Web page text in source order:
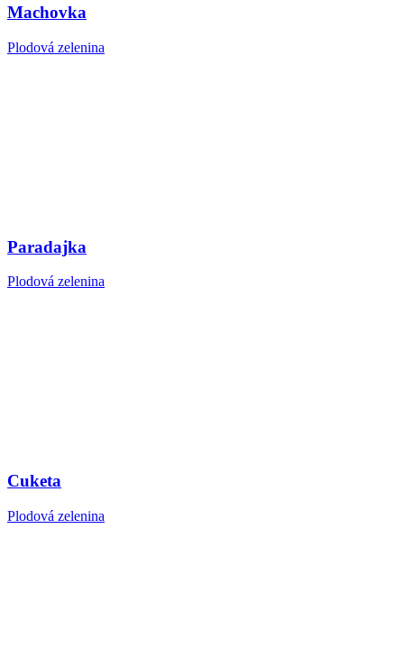
Machovka
Plodová zelenina
Paradajka
Plodová zelenina
Cuketa
Plodová zelenina